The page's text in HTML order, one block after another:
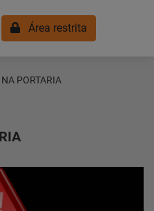
Área restrita
PORTARIA